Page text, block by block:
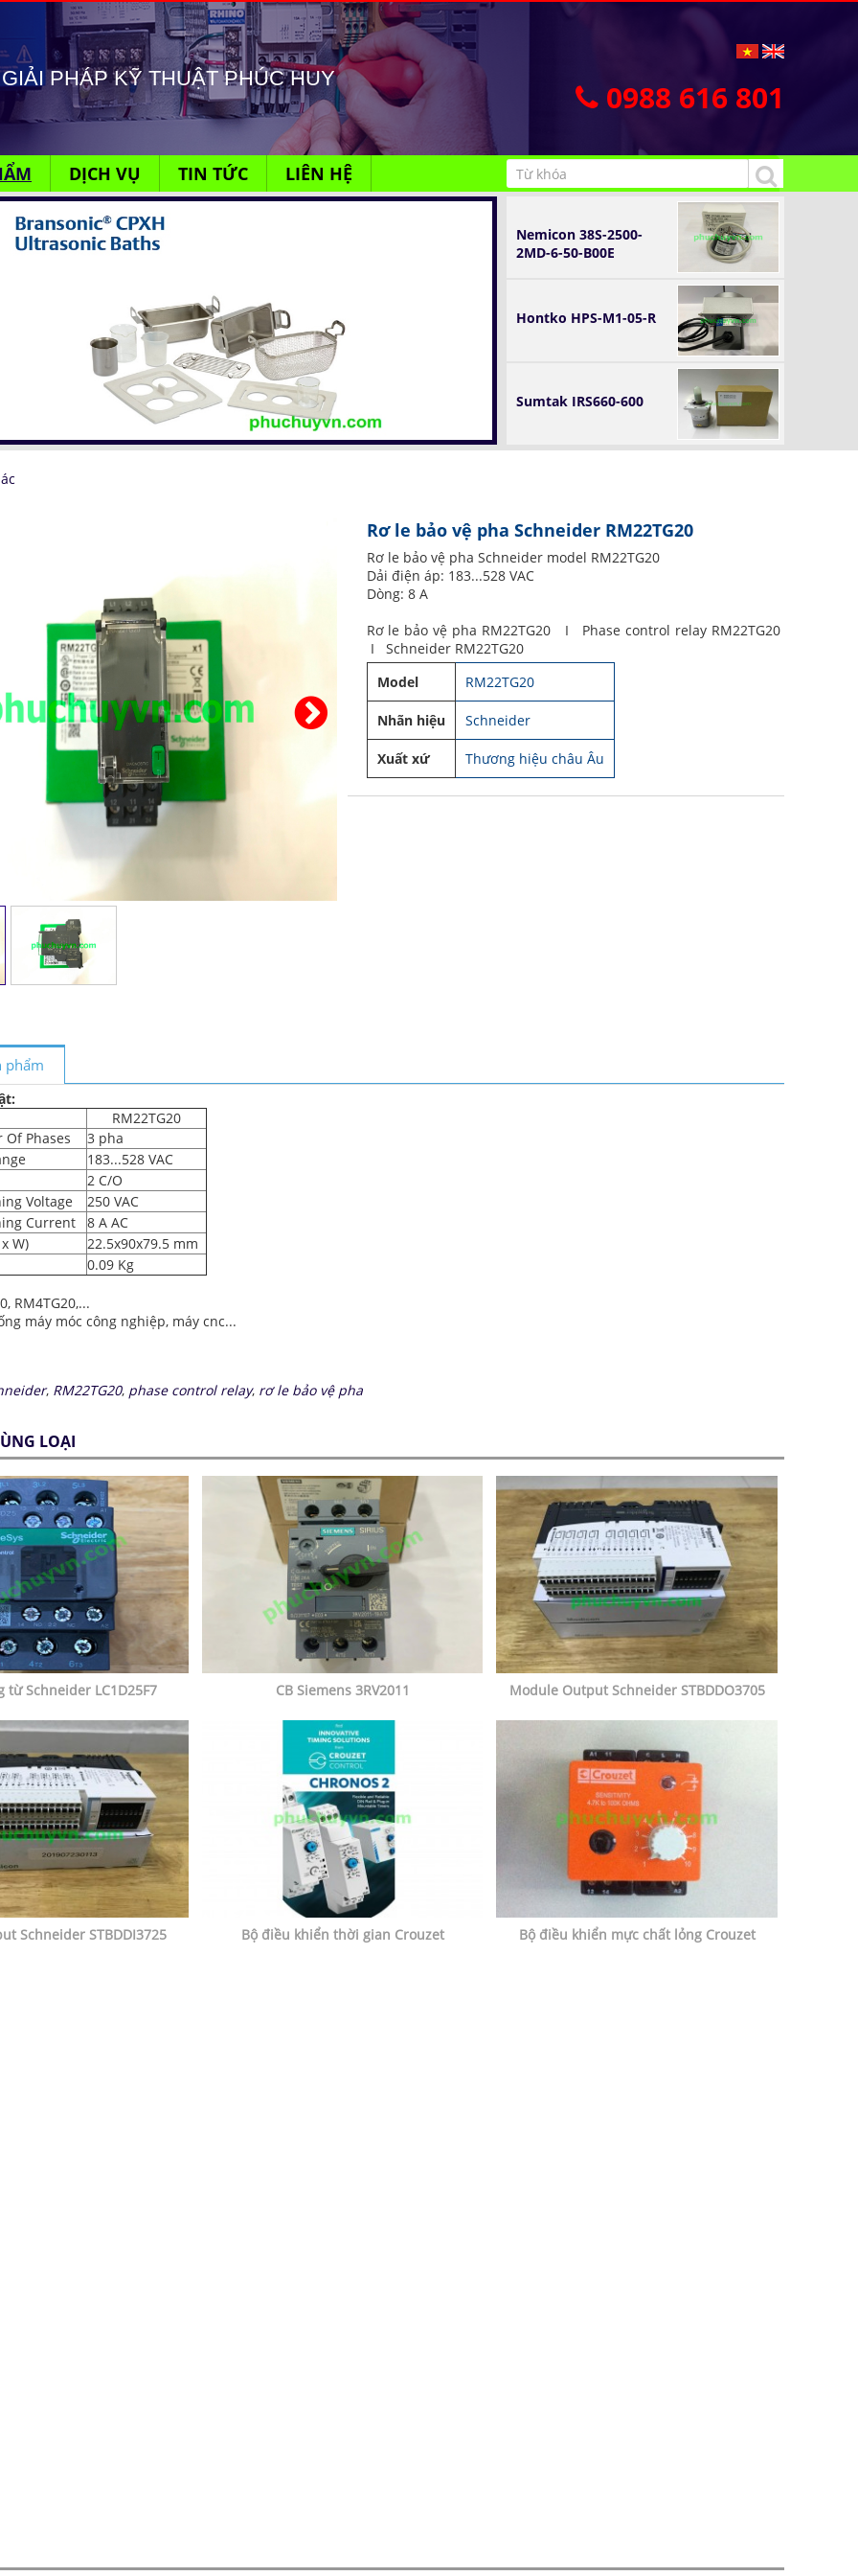
PHÁP KỸ THUẬT PHÚC HUY 0988 616 801
DỊCH VỤ TIN TỨC LIÊN HỆ
Nemicon 38S-2500-
2MD-6-50-B00E
Hontko HPS-M1-05-R
Sumtak IRS660-600
Rơ le bảo vệ pha Schneider RM22TG20
Rơ le bảo vệ pha Schneider model RM22TG20
Dải điện áp: 183...528 VAC
Dòng: 8 A
Rơ le bảo vệ pha RM22TG20 I Phase control relay RM22TG20
I Schneider RM22TG20
Model
RM22TG20
Nhãn hiệu Schneider
Xuất xứ Thương hiệu châu Âu
phẩm
RM22TG20
Phases
3 pha
183...528 VAC
2 C/O
Voltage
250 VAC
Current
8 A AC
W)
22.5x90x79.5 mm
0.09 Kg
RM4TG20,...
máy móc công nghiệp, máy cnc...
, RM22TG20, phase control relay, rơ le bảo vệ pha
LOẠI
từ Schneider LC1D25F7 CB Siemens 3RV2011 Module Output Schneider STBDDO3705
Schneider STBDDI3725 Bộ điều khiển thời gian Crouzet Bộ điều khiển mực chất lỏng Crouzet